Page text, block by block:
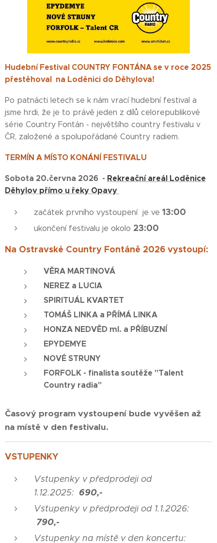
Hudební Festival COUNTRY FONTÁNA se v roce 2025
přestěhoval na Loděnici do Děhylova!
Po patnácti letech se k nám vrací hudební festival a
jsme hrdi, že je to právě jeden z dílů celorepublikové
série Country Fontán - největšího country festivalu v
ČR, založené a spolupořádané Country radiem.
TERMÍN A MÍSTO KONÁNÍ FESTIVALU
Sobota 20.června 2026 - Rekreační areál Loděnice
Děhylov přímo u řeky Opavy
začátek prvního vystoupení je ve 13:00
ukončení festivalu je okolo 23:00
Na Ostravské Country Fontáně 2026 vystoupí:
VĚRA MARTINOVÁ
NEREZ a LUCIA
SPIRITUÁL KVARTET
TOMÁŠ LINKA a PŘÍMÁ LINKA
HONZA NEDVĚD ml. a PŘÍBUZNÍ
EPYDEMYE
NOVÉ STRUNY
FORFOLK - finalista soutěže "Talent
Country radia"
Časový program vystoupení bude vyvěšen až
na místě v den festivalu.
VSTUPENKY
Vstupenky v předprodejiod
1.12.2025: 690,-
Vstupenky v předprodejiod 1.1.2026:
790,-
Vstupenky na místě v den koncertu: